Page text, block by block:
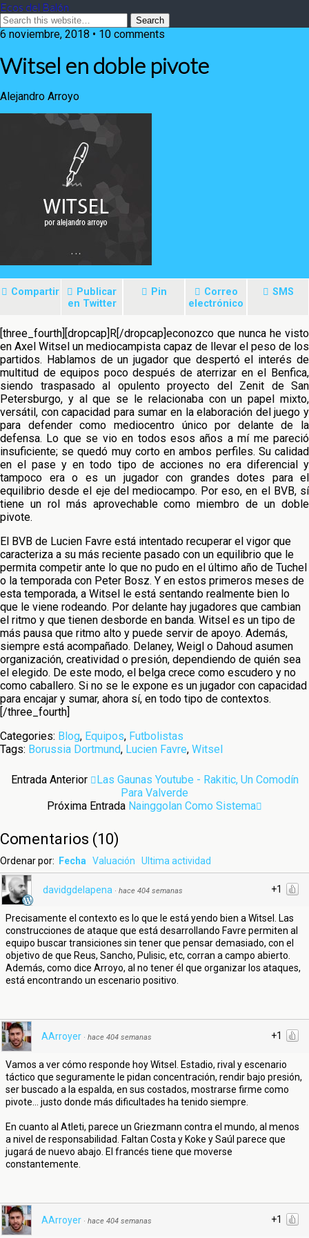
Ecos del Balón
6 noviembre, 2018 • 10 comments
Witsel en doble pivote
Alejandro Arroyo
Compartir
Publicar
en Twitter
Pin
Correo
electrónico
SMS
[three_fourth][dropcap]R[/dropcap]econozco que nunca he visto
en Axel Witsel un mediocampista capaz de llevar el peso de los
partidos. Hablamos de un jugador que despertó el interés de
multitud de equipos poco después de aterrizar en el Benfica,
siendo traspasado al opulento proyecto del Zenit de San
Petersburgo, y al que se le relacionaba con un papel mixto,
versátil, con capacidad para sumar en la elaboración del juego y
para defender como mediocentro único por delante de la
defensa. Lo que se vio en todos esos años a mí me pareció
insuficiente; se quedó muy corto en ambos perfiles. Su calidad
en el pase y en todo tipo de acciones no era diferencial y
tampoco era o es un jugador con grandes dotes para el
equilibrio desde el eje del mediocampo. Por eso, en el BVB, sí
tiene un rol más aprovechable como miembro de un doble
pivote.
El BVB de Lucien Favre está intentado recuperar el vigor que
caracteriza a su más reciente pasado con un equilibrio que le
permita competir ante lo que no pudo en el último año de Tuchel
o la temporada con Peter Bosz. Y en estos primeros meses de
esta temporada, a Witsel le está sentando realmente bien lo
que le viene rodeando. Por delante hay jugadores que cambian
el ritmo y que tienen desborde en banda. Witsel es un tipo de
más pausa que ritmo alto y puede servir de apoyo. Además,
siempre está acompañado. Delaney, Weigl o Dahoud asumen
organización, creatividad o presión, dependiendo de quién sea
el elegido. De este modo, el belga crece como escudero y no
como caballero. Si no se le expone es un jugador con capacidad
para encajar y sumar, ahora sí, en todo tipo de contextos.
[/three_fourth]
Categories: Blog, Equipos, Futbolistas
Tags: Borussia Dortmund, Lucien Favre, Witsel
Entrada Anterior
Las Gaunas Youtube - Rakitic, Un Comodín
Para Valverde
Próxima Entrada Nainggolan Como Sistema
Comentarios (10)
Ordenar por: Fecha Valuación Ultima actividad
+1
davidgdelapena · hace 404 semanas
Precisamente el contexto es lo que le está yendo bien a Witsel. Las
construcciones de ataque que está desarrollando Favre permiten al
equipo buscar transiciones sin tener que pensar demasiado, con el
objetivo de que Reus, Sancho, Pulisic, etc, corran a campo abierto.
Además, como dice Arroyo, al no tener él que organizar los ataques,
está encontrando un escenario positivo.
+1
AArroyer · hace 404 semanas
Vamos a ver cómo responde hoy Witsel. Estadio, rival y escenario
táctico que seguramente le pidan concentración, rendir bajo presión,
ser buscado a la espalda, en sus costados, mostrarse firme como
pivote... justo donde más dificultades ha tenido siempre.
En cuanto al Atleti, parece un Griezmann contra el mundo, al menos
a nivel de responsabilidad. Faltan Costa y Koke y Saúl parece que
jugará de nuevo abajo. El francés tiene que moverse
constantemente.
+1
AArroyer · hace 404 semanas